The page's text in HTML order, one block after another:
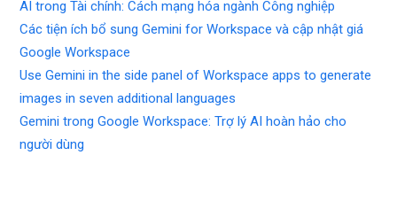
AI trong Tài chính: Cách mạng hóa ngành Công nghiệp
Các tiện ích bổ sung Gemini for Workspace và cập nhật giá
Google Workspace
Use Gemini in the side panel of Workspace apps to generate
images in seven additional languages
Gemini trong Google Workspace: Trợ lý AI hoàn hảo cho
người dùng